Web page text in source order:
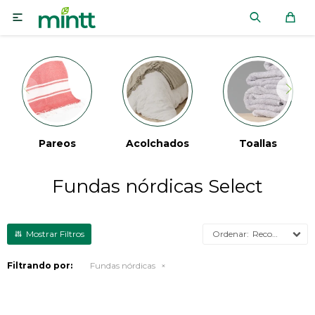

Pareos Acolchados Toallas
Fundas nórdicas Select
Recomendados
Filtrando por: Fundas nórdicas